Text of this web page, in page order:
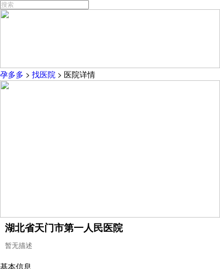
孕多多 > 找医院 > 医院详情
湖北省天门市第一人民医院
暂无描述
基本信息